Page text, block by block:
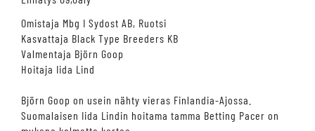
Omistaja Mbg I Sydost AB, Ruotsi
Kasvattaja Black Type Breeders KB
Valmentaja Björn Goop
Hoitaja Iida Lind
Björn Goop on usein nähty vieras Finlandia-Ajossa.
Suomalaisen Iida Lindin hoitama tamma Betting Pacer on